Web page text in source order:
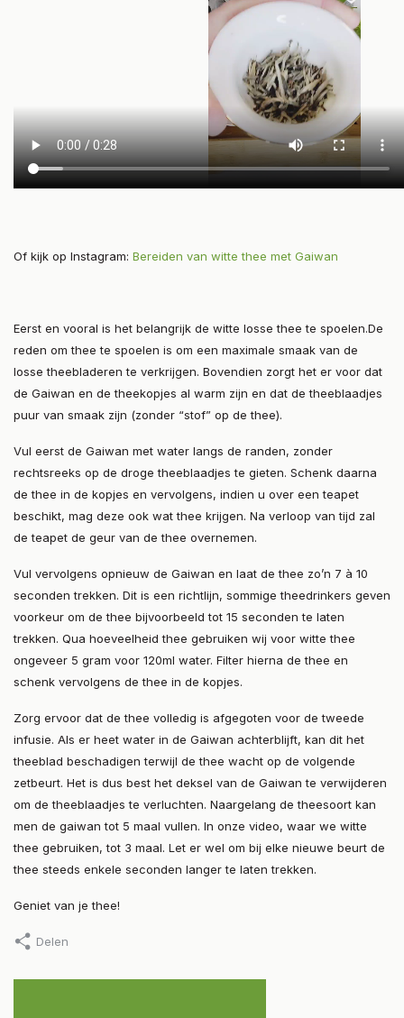
Of kijk op Instagram: Bereiden van witte thee met Gaiwan
Eerst en vooral is het belangrijk de witte losse thee te spoelen.De
reden om thee te spoelen is om een maximale smaak van de
losse theebladeren te verkrijgen. Bovendien zorgt het er voor dat
de Gaiwan en de theekopjes al warm zijn en dat de theeblaadjes
puur van smaak zijn (zonder “stof” op de thee).
Vul eerst de Gaiwan met water langs de randen, zonder
rechtsreeks op de droge theeblaadjes te gieten. Schenk daarna
de thee in de kopjes en vervolgens, indien u over een teapet
beschikt, mag deze ook wat thee krijgen. Na verloop van tijd zal
de teapet de geur van de thee overnemen.
Vul vervolgens opnieuw de Gaiwan en laat de thee zo’n 7 à 10
seconden trekken. Dit is een richtlijn, sommige theedrinkers geven
voorkeur om de thee bijvoorbeeld tot 15 seconden te laten
trekken. Qua hoeveelheid thee gebruiken wij voor witte thee
ongeveer 5 gram voor 120ml water. Filter hierna de thee en
schenk vervolgens de thee in de kopjes.
Zorg ervoor dat de thee volledig is afgegoten voor de tweede
infusie. Als er heet water in de Gaiwan achterblijft, kan dit het
theeblad beschadigen terwijl de thee wacht op de volgende
zetbeurt. Het is dus best het deksel van de Gaiwan te verwijderen
om de theeblaadjes te verluchten. Naargelang de theesoort kan
men de gaiwan tot 5 maal vullen. In onze video, waar we witte
thee gebruiken, tot 3 maal. Let er wel om bij elke nieuwe beurt de
thee steeds enkele seconden langer te laten trekken.
Geniet van je thee!
Delen